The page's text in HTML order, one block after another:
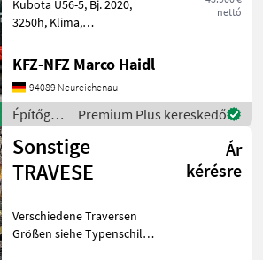
nettó
Kubota U56-5, Bj. 2020,
3250h, Klima,
mit HS03,
Grabenräumlöffel, Ketten
90% Építőgépek Mini
kotrógép
KFZ-NFZ Marco Haidl
94089 Neureichenau
Építőgépek
/ Kubota
Premium Plus kereskedő
Sonstige
TRAVESE
Ár
kérésre
Verschiedene Traversen
Größen siehe Typenschild